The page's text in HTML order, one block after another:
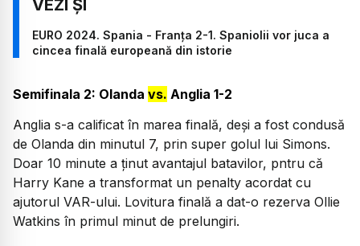
EURO 2024. Spania - Franța 2-1. Spaniolii vor juca a
cincea finală europeană din istorie
Semifinala 2: Olanda vs. Anglia 1-2
Anglia s-a calificat în marea finală, deși a fost condusă
de Olanda din minutul 7, prin super golul lui Simons.
Doar 10 minute a ținut avantajul batavilor, pntru că
Harry Kane a transformat un penalty acordat cu
ajutorul VAR-ului. Lovitura finală a dat-o rezerva Ollie
Watkins în primul minut de prelungiri.